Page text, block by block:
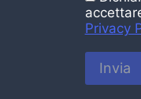
Privacy
Invia